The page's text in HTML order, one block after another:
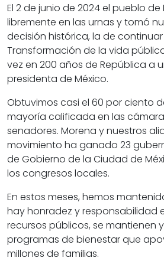
El 2 de junio de 2024 el pueblo de
libremente en las urnas y tomó
decisión histórica, la de
Transformación de la vida
vez en 200 años de República a
presidenta de México.
Obtuvimos casi el 60 por ciento
mayoría calificada en las
senadores. Morena y nuestros
movimiento ha ganado 23
de Gobierno de la Ciudad de
los congresos locales.
En estos meses, hemos
hay honradez y responsabilidad
recursos públicos, se mantienen
programas de bienestar que
millones de familias.